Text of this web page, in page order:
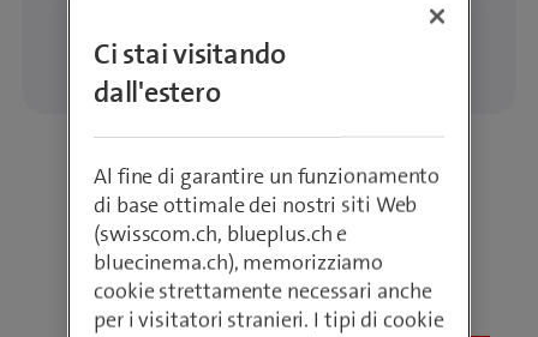
Semplice. Sicuro. Ovunque.
Sicurezza che ti
Ci stai visitando
dall'estero
Al fine di garantire un funzionamento
di base ottimale dei nostri siti Web
(swisscom.ch, blueplus.ch e
bluecinema.ch), memorizziamo
cookie strettamente necessari anche
per i visitatori stranieri. I tipi di cookie